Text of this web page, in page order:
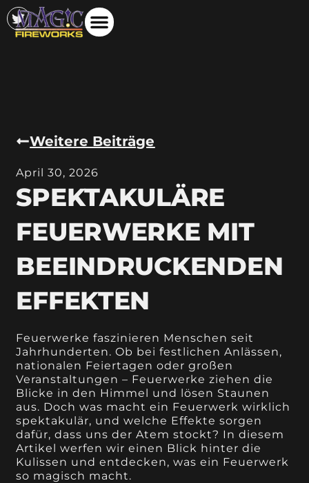
Weitere Beiträge
April 30, 2026
SPEKTAKULÄRE
FEUERWERKE MIT
BEEINDRUCKENDEN
EFFEKTEN
Feuerwerke faszinieren Menschen seit
Jahrhunderten. Ob bei festlichen Anlässen,
nationalen Feiertagen oder großen
Veranstaltungen – Feuerwerke ziehen die
Blicke in den Himmel und lösen Staunen
aus. Doch was macht ein Feuerwerk wirklich
spektakulär, und welche Effekte sorgen
dafür, dass uns der Atem stockt? In diesem
Artikel werfen wir einen Blick hinter die
Kulissen und entdecken, was ein Feuerwerk
so magisch macht.